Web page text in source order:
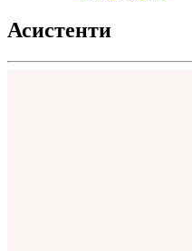
Асистенти